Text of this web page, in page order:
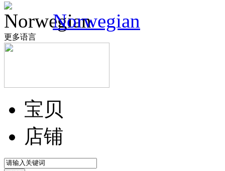
Norwegian
更多语言
宝贝
店铺